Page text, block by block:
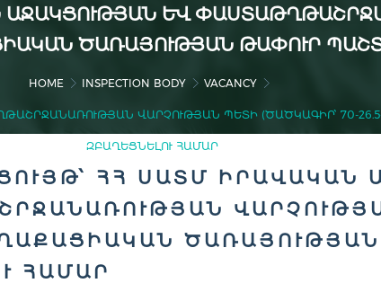
ԵՒ
ԾԱՌԱՅՈՒԹՅԱՆ ԹԱՓՈՒՐ
HOME INSPECTION BODY VACANCY
ՎԱՐՉՈՒԹՅԱՆ ՊԵՏԻ (ԾԱԾԿԱԳԻՐ՝ 70-
ԲԱՂԵՑՆԵԼՈՒ ՀԱՄԱՐ
ՀՀ ՍԱՏՄ ԻՐԱՎԱԿԱՆ
ԾԱՌԱՅՈՒԹՅԱՆ
ՀԱՄԱՐ